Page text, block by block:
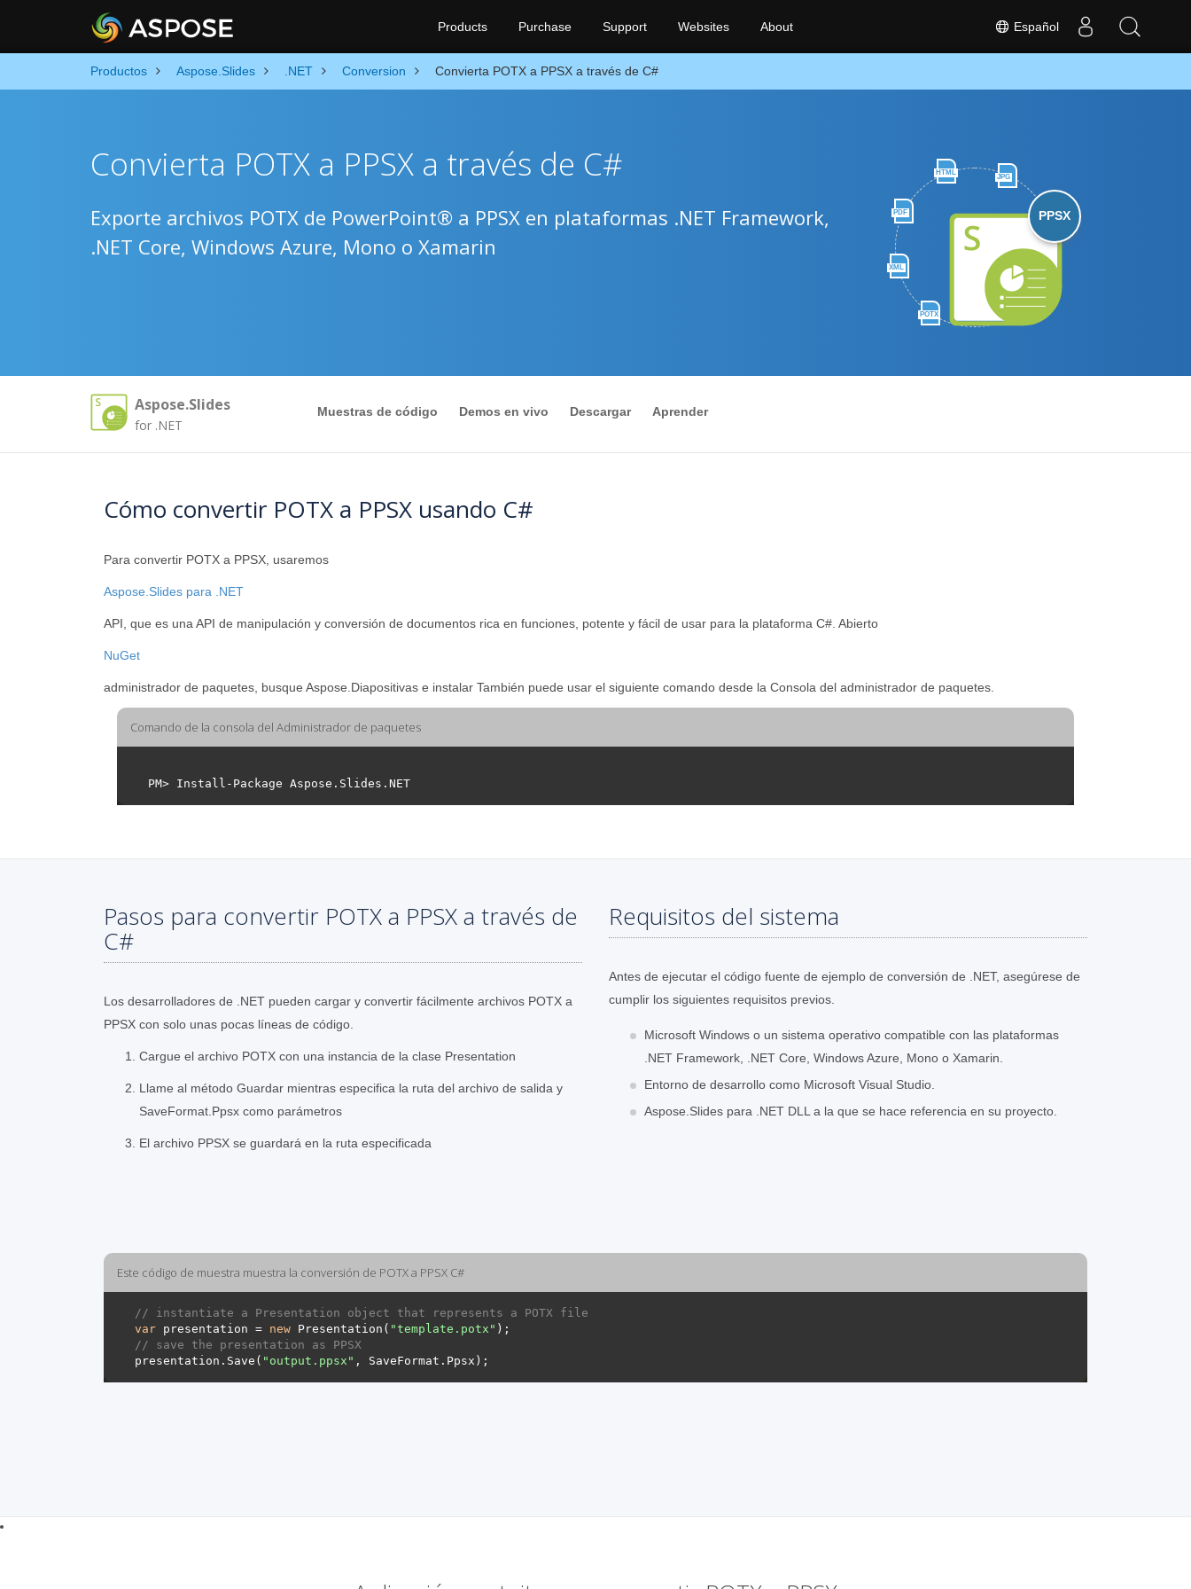
Español
Products Purchase Support Websites About
Productos Aspose.Slides .NET Conversion Convierta POTX a PPSX a través de C#
HTML
JPG
PDF
XML
POTX
PPSX
Convierta POTX a PPSX a través de C#
Exporte archivos POTX de PowerPoint® a PPSX en plataformas .NET Framework,
.NET Core, Windows Azure, Mono o Xamarin
Aspose.Slides
for .NET
Muestras de código Demos en vivo Descargar Aprender
Cómo convertir POTX a PPSX usando C#
Para convertir POTX a PPSX, usaremos
Aspose.Slides para .NET
API, que es una API de manipulación y conversión de documentos rica en funciones, potente y fácil de usar para la plataforma C#. Abierto
NuGet
administrador de paquetes, busque Aspose.Diapositivas e instalar También puede usar el siguiente comando desde la Consola del administrador de paquetes.
Comando de la consola del Administrador de paquetes
Pasos para convertir POTX a PPSX a través de
C#
Los desarrolladores de .NET pueden cargar y convertir fácilmente archivos POTX a
PPSX con solo unas pocas líneas de código.
Cargue el archivo POTX con una instancia de la clase Presentation
Llame al método Guardar mientras especifica la ruta del archivo de salida y
SaveFormat.Ppsx como parámetros
El archivo PPSX se guardará en la ruta especificada
Requisitos del sistema
Antes de ejecutar el código fuente de ejemplo de conversión de .NET, asegúrese de
cumplir los siguientes requisitos previos.
Microsoft Windows o un sistema operativo compatible con las plataformas
.NET Framework, .NET Core, Windows Azure, Mono o Xamarin.
Entorno de desarrollo como Microsoft Visual Studio.
Aspose.Slides para .NET DLL a la que se hace referencia en su proyecto.
Este código de muestra muestra la conversión de POTX a PPSX C#
// instantiate a Presentation object that represents a POTX file
var presentation = new Presentation( "template.potx"
// save the presentation as PPSX
presentation.Save( "output.ppsx"